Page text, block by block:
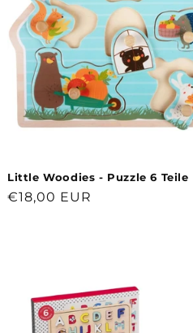
Little Woodies - Puzzle 6 Teile
Normaler
€18,00 EUR